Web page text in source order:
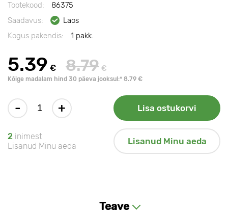
Tootekood:
86375
Saadavus:
Laos
Kogus pakendis:
1 pakk.
5.39 € 8.79 €
Kõige madalam hind 30 päeva jooksul:* 8.79 €
- + Lisa ostukorvi
2 inimest
Lisanud Minu aeda
Lisanud Minu aeda
Teave